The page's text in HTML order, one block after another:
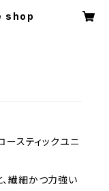
shop
スティックユニ
繊細かつ力強い